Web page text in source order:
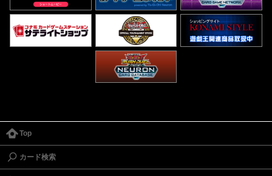
Top
カード検索